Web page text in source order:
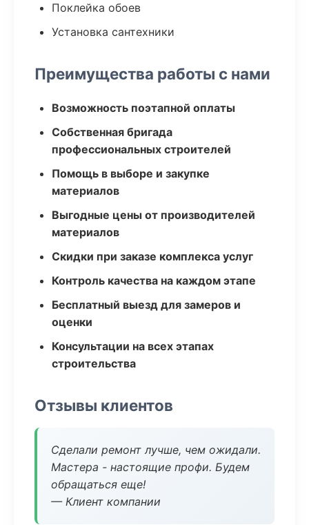
Поклейка обоев
Установка сантехники
Преимущества работы с нами
Возможность поэтапной оплаты
Собственная бригада
профессиональных строителей
Помощь в выборе и закупке
материалов
Выгодные цены от производителей
материалов
Скидки при заказе комплекса услуг
Контроль качества на каждом этапе
Бесплатный выезд для замеров и
оценки
Консультации на всех этапах
строительства
Отзывы клиентов
Сделали ремонт лучше, чем ожидали.
Мастера - настоящие профи. Будем
обращаться еще!
— Клиент компании